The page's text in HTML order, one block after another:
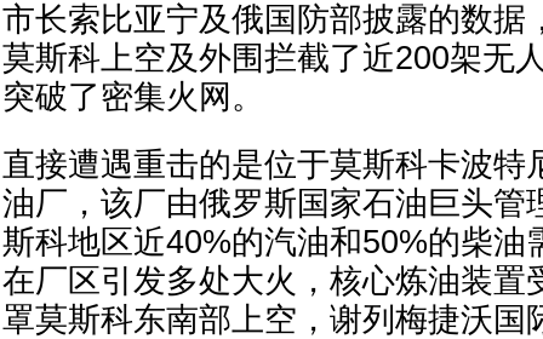
市长索比亚宁及俄国防部披露的数据
莫斯科上空及外围拦截了近200架无
突破了密集火网。
直接遭遇重击的是位于莫斯科卡波特
油厂，该厂由俄罗斯国家石油巨头管
斯科地区近40%的汽油和50%的柴油
在厂区引发多处大火，核心炼油装置
罩莫斯科东南部上空，谢列梅捷沃国